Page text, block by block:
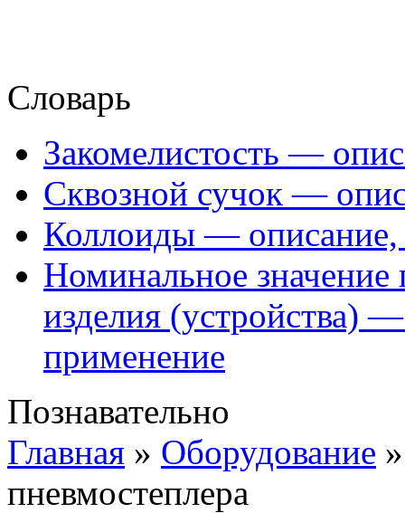
Словарь
Закомелистость —
Сквозной сучок —
Коллоиды — описание,
Номинальное значение
изделия (устройства)
применение
Познавательно
Главная » Оборудование
пневмостеплера